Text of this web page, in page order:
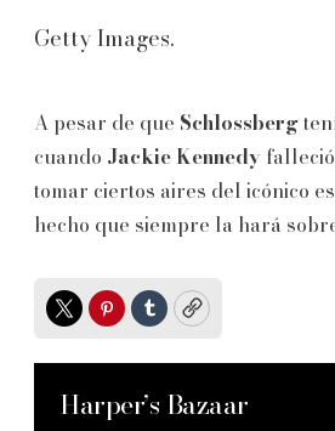
Getty Images.
A pesar de que Schlossberg
cuando Jackie Kennedy
tomar ciertos aires del icónico
hecho que siempre la hará
TwitterPinterest
TumblrCopy
Harper’s Bazaar